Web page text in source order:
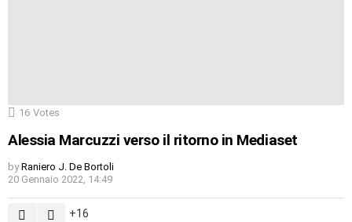
16 Votes
Alessia Marcuzzi verso il ritorno in Mediaset
by Raniero J. De Bortoli
20 Gennaio 2022, 14:49
16